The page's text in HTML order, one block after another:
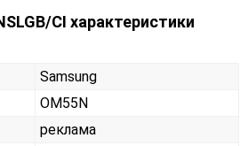
CI характеристики
Samsung
OM55N
реклама